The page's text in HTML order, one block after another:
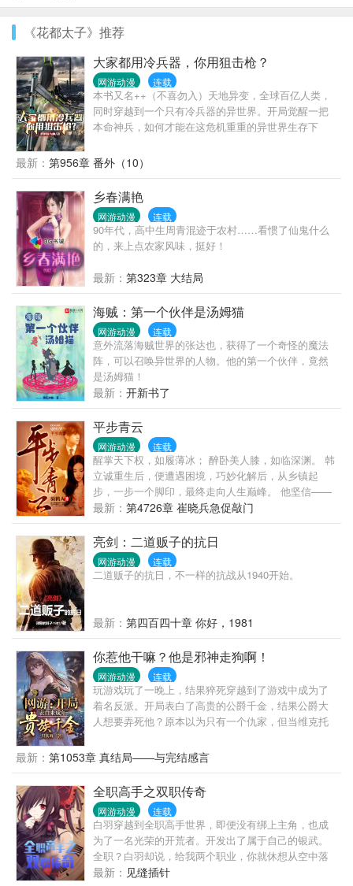
《花都太子》推荐
大家都用冷兵器，你用狙击枪？
网游动漫 连载
本书又名++（不喜勿入）天地异变，全球百亿人类，
同时穿越到一个只有冷兵器的异世界。开局觉醒一把
本命神兵，如何才能在这危机重重的异世界生存下
风发现，自己的本命神兵，竟然是一座军火库！沙漠
之鹰、巴雷特、加特林、火箭筒…应有尽有！当漫天
神魔降临，所有人都瑟瑟发抖时，南风扛着歼星炮站
了出来。南风：“一切的恐惧，都来源于火力不足。”南
风：“各位施主，吃你南爷一炮！”
最新： 第956章 番外（10）
乡春满艳
网游动漫 连载
90年代，高中生周青混迹于农村……看惯了仙鬼什么
的，来上点农家风味，挺好！
最新： 第323章 大结局
海贼：第一个伙伴是汤姆猫
网游动漫 连载
意外流落海贼世界的张达也，获得了一个奇怪的魔法
阵，可以召唤异世界的人物。他的第一个伙伴，竟然
是汤姆猫！
最新： 开新书了
平步青云
网游动漫 连载
醒掌天下权，如履薄冰； 醉卧美人膝，如临深渊。 韩
立诚重生后，便遭遇困境，巧妙化解后，从乡镇起
步，一步一个脚印，最终走向人生巅峰。 他坚信——
掌权不忘放权，铺路不忘后路，争斗不忘坚守，方能
平步青云！
最新： 第4726章 崔晓兵急促敲门
亮剑：二道贩子的抗日
网游动漫 连载
二道贩子的抗日，不一样的抗战从1940开始。
最新： 第四百四十章 你好，1981
你惹他干嘛？他是邪神走狗啊！
网游动漫 连载
玩游戏玩了一晚上，结果猝死穿越到了游戏中成为了
着名反派。开局表白了高贵的公爵千金，结果公爵大
人想要弄死他？原本以为只有一个仇家，但当维克托
冷的女武神boss执意取走他的项上人头，一手遮天的
豪门大小姐更是恨不得活埋了他。就连路边的野狗对
他也不待见！在这个注定的死亡结局下，还有无数即
将到来的玩家，坐等瓜分他的经验！不想坐以待毙的
他，选择了另一条道路。“你们一个个都这么想杀
我……”“那我可就信奉邪神去了。”
最新： 第1053章 真结局——与完结感言
全职高手之双职传奇
网游动漫 连载
白羽穿越到全职高手世界，即便没有绑上主角，也成
为了一名光荣的开荒者。开发出了属于自己的银武。
全职？白羽却说，给我两个职业，你就休想从空中落
下！已建
最新： 见缝插针